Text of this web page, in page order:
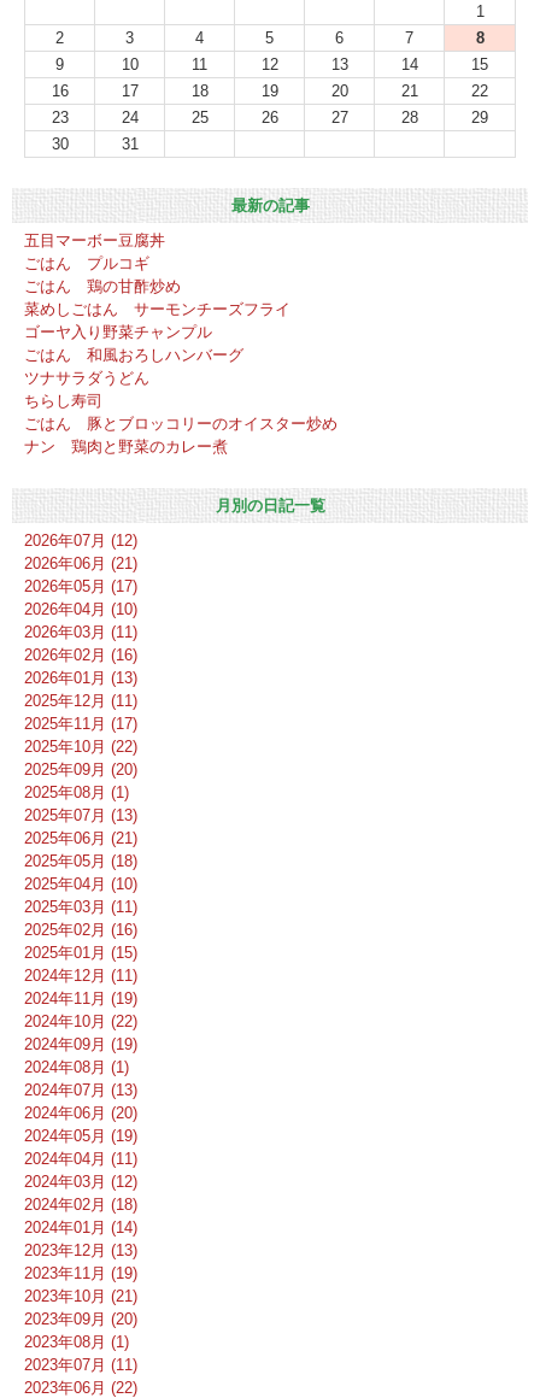
1
2
3 4 5 6 7
8
9
10 11 12 13 14
15
16
17 18 19 20 21
22
23
24 25 26 27 28
29
30
31
最新の記事
五目マーボー豆腐丼
ごはん プルコギ
ごはん 鶏の甘酢炒め
菜めしごはん サーモンチーズフライ
ゴーヤ入り野菜チャンプル
ごはん 和風おろしハンバーグ
ツナサラダうどん
ちらし寿司
ごはん 豚とブロッコリーのオイスター炒め
ナン 鶏肉と野菜のカレー煮
月別の日記一覧
2026年07月 (12)
2026年06月 (21)
2026年05月 (17)
2026年04月 (10)
2026年03月 (11)
2026年02月 (16)
2026年01月 (13)
2025年12月 (11)
2025年11月 (17)
2025年10月 (22)
2025年09月 (20)
2025年08月 (1)
2025年07月 (13)
2025年06月 (21)
2025年05月 (18)
2025年04月 (10)
2025年03月 (11)
2025年02月 (16)
2025年01月 (15)
2024年12月 (11)
2024年11月 (19)
2024年10月 (22)
2024年09月 (19)
2024年08月 (1)
2024年07月 (13)
2024年06月 (20)
2024年05月 (19)
2024年04月 (11)
2024年03月 (12)
2024年02月 (18)
2024年01月 (14)
2023年12月 (13)
2023年11月 (19)
2023年10月 (21)
2023年09月 (20)
2023年08月 (1)
2023年07月 (11)
2023年06月 (22)